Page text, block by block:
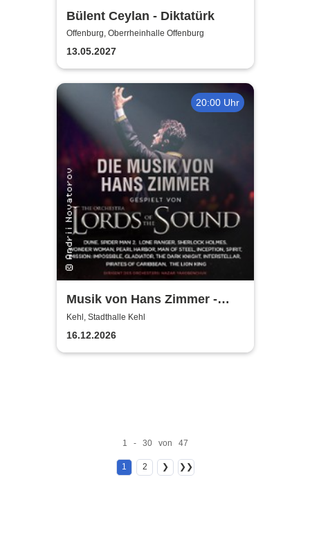
Bülent Ceylan - Diktatürk
Offenburg, Oberrheinhalle Offenburg
13.05.2027
20:00 Uhr
Musik von Hans Zimmer -
gespielt von Lords of the
Sound
Kehl, Stadthalle Kehl
16.12.2026
1 - 30 von 47
1 2 ❯ ❯❯